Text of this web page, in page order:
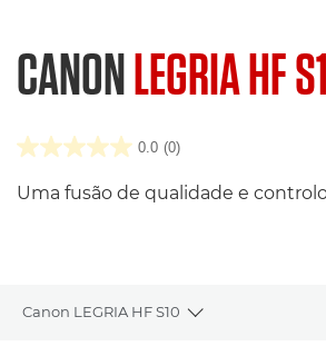
CANONLEGRIA HF
0.0 (0)
Uma fusão de qualidade e
Canon LEGRIA HF S10
Toggle